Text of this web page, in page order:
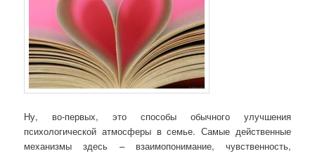
Ну, во-первых, это способы обычного улучшения
психологической атмосферы в семье. Самые действенные
механизмы здесь – взаимопонимание, чувственность,